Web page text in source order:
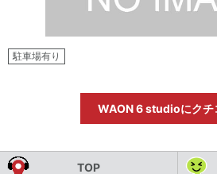
駐車場有り
WAON 6 studioにクチ
TOP